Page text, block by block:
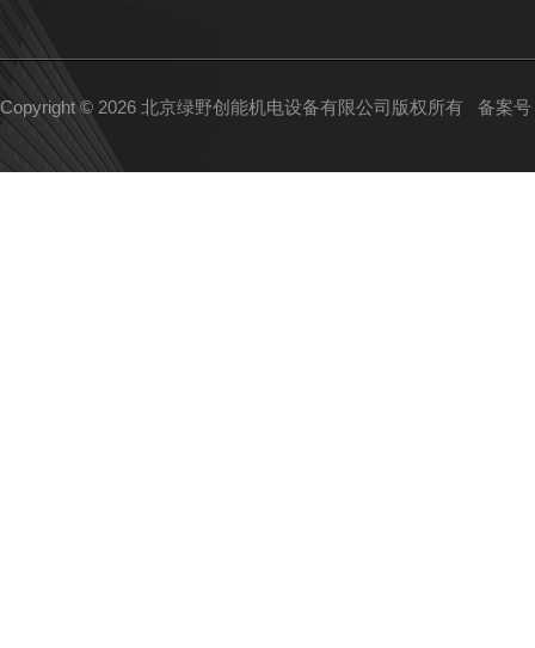
Copyright © 2026 北京绿野创能机电设备有限公司版权所有 备案